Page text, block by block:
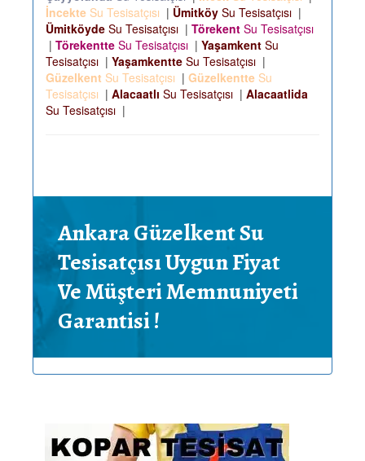
İncekte Su Tesisatçısı | Ümitköy Su Tesisatçısı |
Ümitköyde Su Tesisatçısı | Törekent Su Tesisatçısı
| Törekentte Su Tesisatçısı | Yaşamkent Su
Tesisatçısı | Yaşamkentte Su Tesisatçısı |
Güzelkent Su Tesisatçısı | Güzelkentte Su
Tesisatçısı | Alacaatlı Su Tesisatçısı | Alacaatlida
Su Tesisatçısı |
Ankara Güzelkent Su
Tesisatçısı Uygun Fiyat
Ve Müşteri Memnuniyeti
Garantisi !